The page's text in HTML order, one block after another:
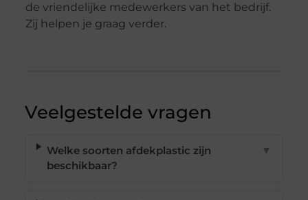
de vriendelijke medewerkers van het bedrijf.
Zij helpen je graag verder.
Veelgestelde vragen
Welke soorten afdekplastic zijn
beschikbaar?
▼